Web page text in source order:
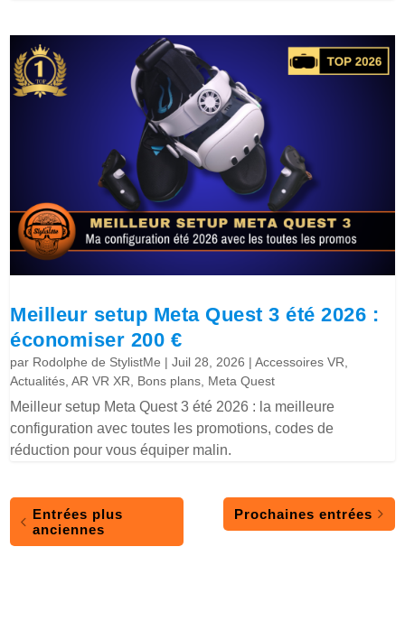
Meilleur setup Meta Quest 3 été 2026 :
économiser 200 €
par Rodolphe de StylistMe |Juil 28, 2026 |Accessoires VR
Actualités ,AR VR XR Bons plans Meta Quest
Meilleur setup Meta Quest 3 été 2026 : la meilleure
configuration avec toutes les promotions, codes de
réduction pour vous équiper malin.
Entrées plus
anciennes
Prochaines entrées